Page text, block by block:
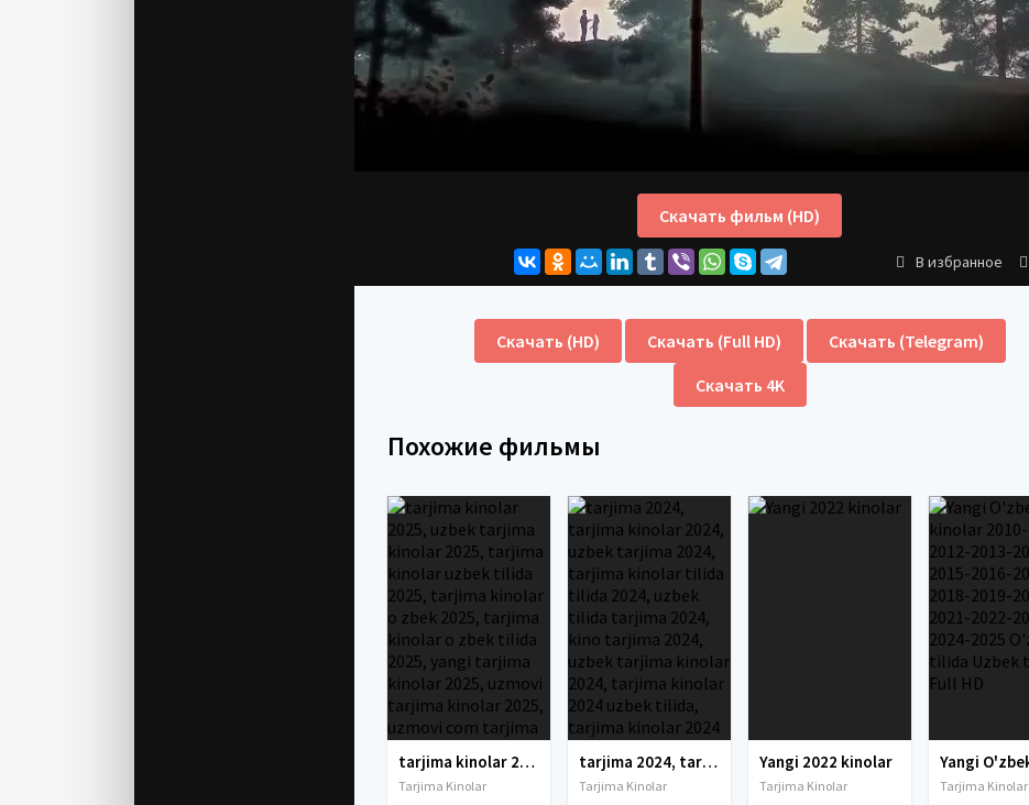
Скачать фильм (HD)
В избранное
Скачать (HD) Скачать (Full HD)
Скачать (Telegram)
Скачать 4K
Похожие фильмы
tarjima kinolar 2025, uzbek tarjima kinolar 2025, tarjima kinolar uzbek tilida 2025, tarjima kinolar o zbek 2025, tarjima kinolar o zbek tilida 2025, yangi tarjima kinolar 2025, uzmovi tarjima kinolar 2025, uzmovi com tarjima kinolar 2025, uzbekcha t
Tarjima Kinolar
tarjima 2024, tarjima kinolar 2024, uzbek tarjima 2024, tarjima kinolar tilida tilida 2024, uzbek tilida tarjima 2024, kino tarjima 2024, uzbek tarjima kinolar 2024, tarjima kinolar 2024 uzbek tilida, tarjima kinolar 2024 o zbek, tarjima kinolar 2024
Tarjima Kinolar
Yangi 2022 kinolar
Tarjima Kinolar Tarjima Kinolar